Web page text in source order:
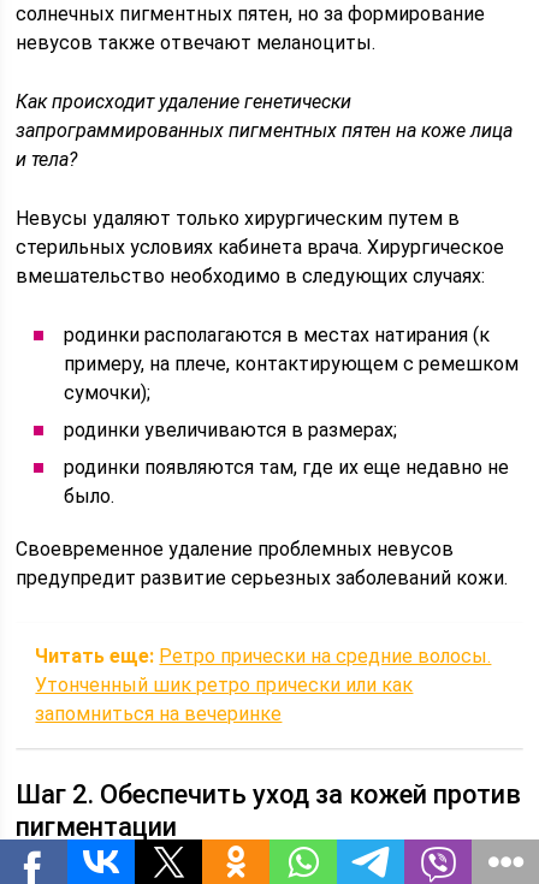
солнечных пигментных пятен, но за формирование
невусов также отвечают меланоциты.
Как происходит удаление генетически
запрограммированных пигментных пятен на коже лица
и тела?
Невусы удаляют только хирургическим путем в
стерильных условиях кабинета врача. Хирургическое
вмешательство необходимо в следующих случаях:
родинки располагаются в местах натирания (к
примеру, на плече, контактирующем с ремешком
сумочки);
родинки увеличиваются в размерах;
родинки появляются там, где их еще недавно не
было.
Своевременное удаление проблемных невусов
предупредит развитие серьезных заболеваний кожи.
Читать еще: Ретро прически на средние волосы.
Утонченный шик ретро прически или как
запомниться на вечеринке
Шаг 2. Обеспечить уход за кожей против
пигментации
Какой бы салонный способ борьбы с пигментацией не